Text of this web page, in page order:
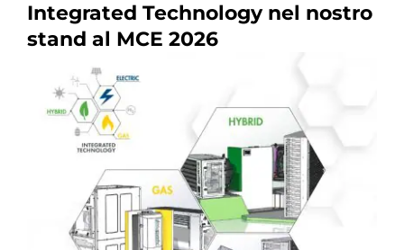
Integrated Technology nel nostro
stand al MCE 2026